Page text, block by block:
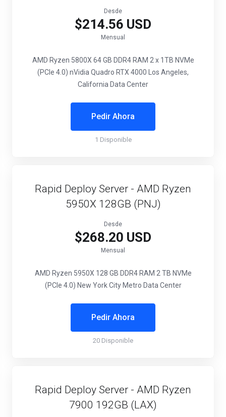
Desde
$214.56 USD
Mensual
AMD Ryzen 5800X 64 GB DDR4 RAM 2 x 1TB NVMe
(PCIe 4.0) nVidia Quadro RTX 4000 Los Angeles,
California Data Center
Pedir Ahora
1 Disponible
Rapid Deploy Server - AMD Ryzen
5950X 128GB (PNJ)
Desde
$268.20 USD
Mensual
AMD Ryzen 5950X 128 GB DDR4 RAM 2 TB NVMe
(PCIe 4.0) New York City Metro Data Center
Pedir Ahora
20 Disponible
Rapid Deploy Server - AMD Ryzen
7900 192GB (LAX)